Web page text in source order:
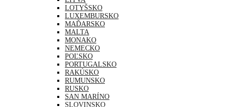
LOTYŠSKO
LUXEMBURSKO
MAĎARSKO
MALTA
MONAKO
NEMECKO
POĽSKO
PORTUGALSKO
RAKÚSKO
RUMUNSKO
RUSKO
SAN MARÍNO
SLOVINSKO